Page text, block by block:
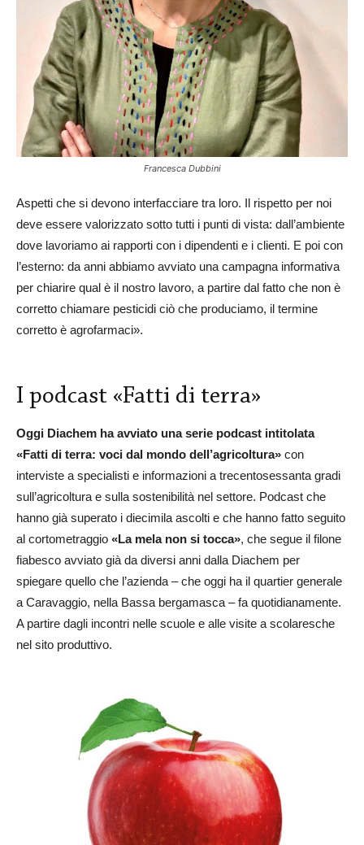
Francesca Dubbini
Aspetti che si devono interfacciare tra loro. Il rispetto per noi
deve essere valorizzato sotto tutti i punti di vista: dall’ambiente
dove lavoriamo ai rapporti con i dipendenti e i clienti. E poi con
l’esterno: da anni abbiamo avviato una campagna informativa
per chiarire qual è il nostro lavoro, a partire dal fatto che non è
corretto chiamare pesticidi ciò che produciamo, il termine
corretto è agrofarmaci».
I podcast «Fatti di terra»
Oggi Diachem ha avviato una serie podcast intitolata
«Fatti di terra: voci dal mondo dell’agricoltura» con
interviste a specialisti e informazioni a trecentosessanta gradi
sull’agricoltura e sulla sostenibilità nel settore. Podcast che
hanno già superato i diecimila ascolti e che hanno fatto seguito
al cortometraggio «La mela non si tocca», che segue il filone
fiabesco avviato già da diversi anni dalla Diachem per
spiegare quello che l’azienda – che oggi ha il quartier generale
a Caravaggio, nella Bassa bergamasca – fa quotidianamente.
A partire dagli incontri nelle scuole e alle visite a scolaresche
nel sito produttivo.